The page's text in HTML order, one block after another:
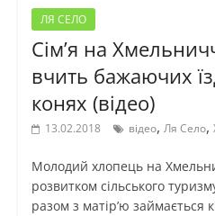
ЛЯ СЕЛО
Сім’я на
вчить бажаючих
конях (відео)
13.02.2018 відео, Ля Село,
Молодий хлопець на
розвитком сільського
разом з матір’ю займається